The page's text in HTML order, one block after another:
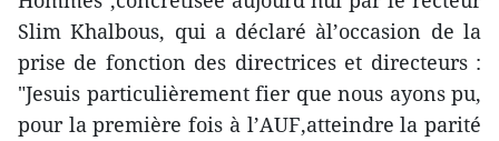
Slim Khalbous, qui a déclaré àl’occasion de la
prise de fonction des directrices et directeurs :
"Jesuis particulièrement fier que nous ayons pu,
pour la première fois à l’AUF,atteindre la parité